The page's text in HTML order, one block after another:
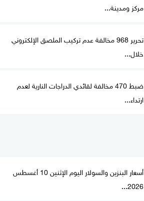
مركز ومدينة...
تحرير 968 مخالفة عدم تركيب الملصق الإلكتروني
خلال...
ضبط 470 مخالفة لقائدي الدراجات النارية لعدم
ارتداء...
أسعار البنزين والسولار اليوم الإثنين 10 أغسطس
2026...